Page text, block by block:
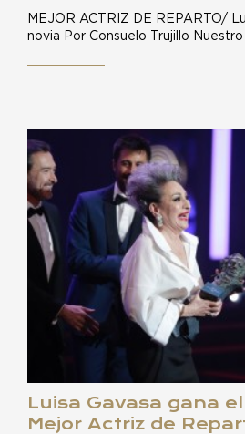
MEJOR ACTRIZ DE REPARTO/
novia Por Consuelo Trujillo
Luisa Gavasa gana
Mejor Actriz de